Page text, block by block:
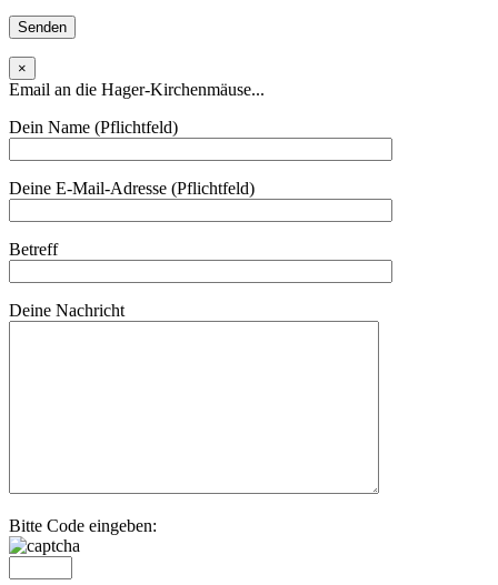
×
Email an die Hager-Kirchenmäuse...
Dein Name (Pflichtfeld)
Deine E-Mail-Adresse (Pflichtfeld)
Betreff
Deine Nachricht
Bitte Code eingeben: